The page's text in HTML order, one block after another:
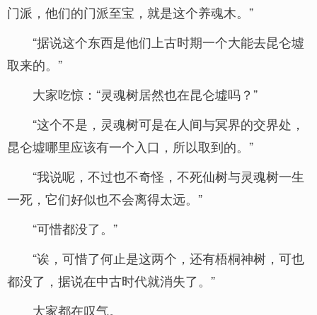
门派，他们的门派至宝，就是这个养魂木。”
“据说这个东西是他们上古时期一个大能去昆仑墟
取来的。”
大家吃惊：“灵魂树居然也在昆仑墟吗？”
“这个不是，灵魂树可是在人间与冥界的交界处，
昆仑墟哪里应该有一个入口，所以取到的。”
“我说呢，不过也不奇怪，不死仙树与灵魂树一生
一死，它们好似也不会离得太远。”
“可惜都没了。”
“诶，可惜了何止是这两个，还有梧桐神树，可也
都没了，据说在中古时代就消失了。”
大家都在叹气。